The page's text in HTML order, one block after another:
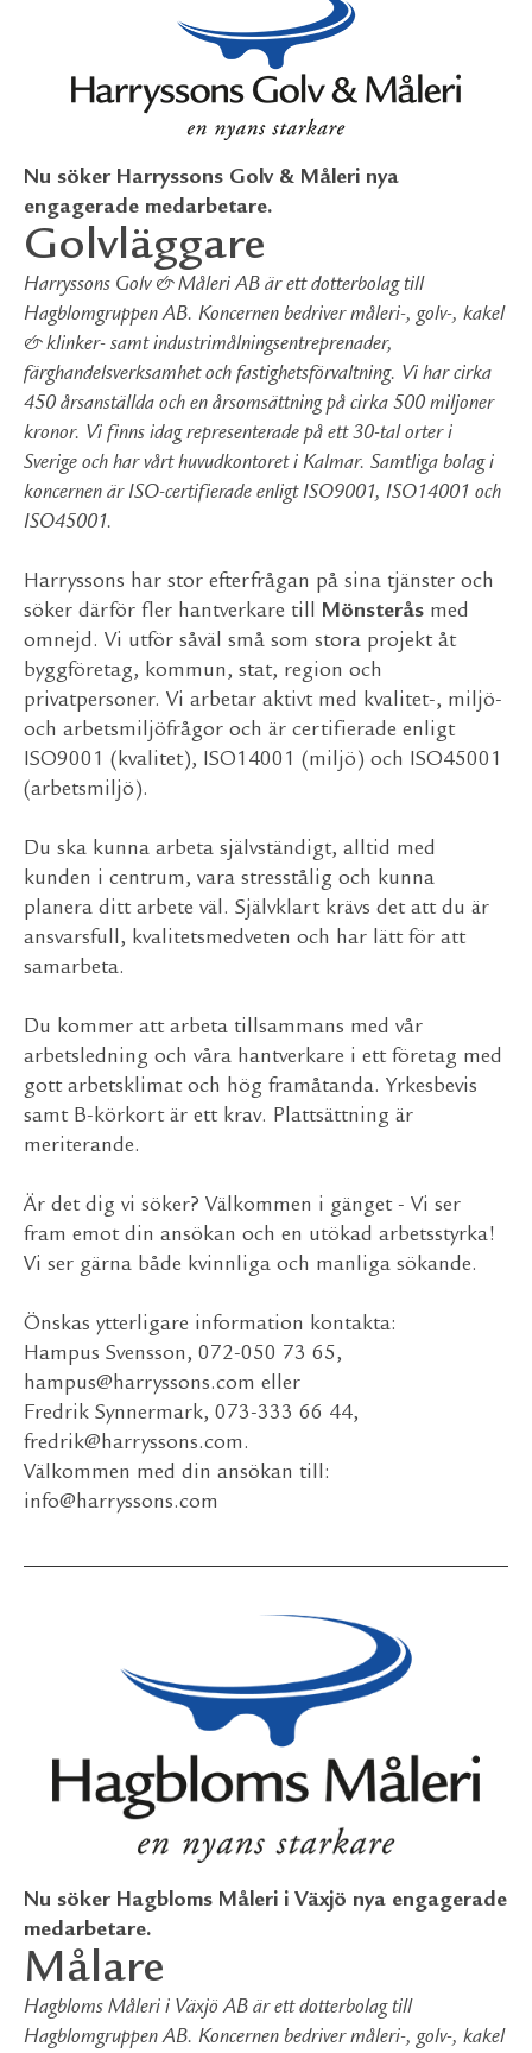
Nu söker Harryssons Golv & Måleri nya
engagerade medarbetare.
Golvläggare
Harryssons Golv & Måleri AB är ett dotterbolag till
Hagblomgruppen AB. Koncernen bedriver måleri-, golv-, kakel
& klinker- samt industrimålningsentreprenader,
färghandelsverksamhet och fastighetsförvaltning. Vi har cirka
450 årsanställda och en årsomsättning på cirka 500 miljoner
kronor. Vi finns idag representerade på ett 30-tal orter i
Sverige och har vårt huvudkontoret i Kalmar. Samtliga bolag i
koncernen är ISO-certifierade enligt ISO9001, ISO14001 och
ISO45001.
Harryssons har stor efterfrågan på sina tjänster och
söker därför fler hantverkare till Mönsterås med
omnejd. Vi utför såväl små som stora projekt åt
byggföretag, kommun, stat, region och
privatpersoner. Vi arbetar aktivt med kvalitet-, miljö-
och arbetsmiljöfrågor och är certifierade enligt
ISO9001 (kvalitet), ISO14001 (miljö) och ISO45001
(arbetsmiljö).
Du ska kunna arbeta självständigt, alltid med
kunden i centrum, vara stresstålig och kunna
planera ditt arbete väl. Självklart krävs det att du är
ansvarsfull, kvalitetsmedveten och har lätt för att
samarbeta.
Du kommer att arbeta tillsammans med vår
arbetsledning och våra hantverkare i ett företag med
gott arbetsklimat och hög framåtanda. Yrkesbevis
samt B-körkort är ett krav. Plattsättning är
meriterande.
Är det dig vi söker? Välkommen i gänget - Vi ser
fram emot din ansökan och en utökad arbetsstyrka!
Vi ser gärna både kvinnliga och manliga sökande.
Önskas ytterligare information kontakta:
Hampus Svensson, 072-050 73 65,
hampus@harryssons.com eller
Fredrik Synnermark, 073-333 66 44,
fredrik@harryssons.com.
Välkommen med din ansökan till:
info@harryssons.com
Nu söker Hagbloms Måleri i Växjö nya engagerade
medarbetare.
Målare
Hagbloms Måleri i Växjö AB är ett dotterbolag till
Hagblomgruppen AB. Koncernen bedriver måleri-, golv-, kakel